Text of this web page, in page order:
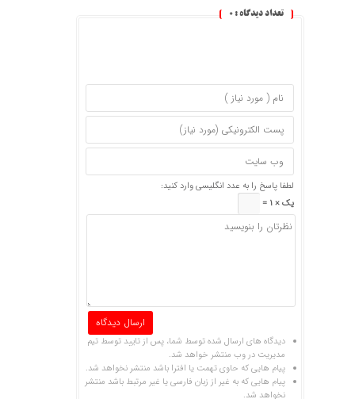
تعداد دیدگاه : 0
لطفا پاسخ را به عدد انگلیسی وارد کنید:
یک × 1 =
دیدگاه های ارسال شده توسط شما، پس از تایید توسط تیم
مدیریت در وب منتشر خواهد شد.
پیام هایی که حاوی تهمت یا افترا باشد منتشر نخواهد شد.
پیام هایی که به غیر از زبان فارسی یا غیر مرتبط باشد منتشر
نخواهد شد.